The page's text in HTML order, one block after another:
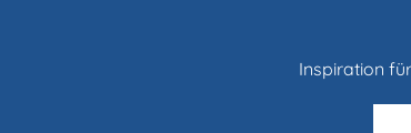
Inspiration